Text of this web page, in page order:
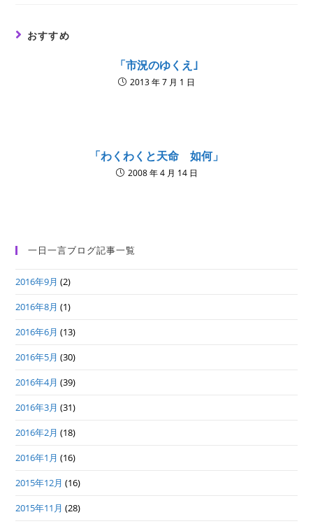
おすすめ
「市況のゆくえ｣
2013 年 7 月 1 日
「わくわくと天命 如何」
2008 年 4 月 14 日
一日一言ブログ記事一覧
2016年9月 (2)
2016年8月 (1)
2016年6月 (13)
2016年5月 (30)
2016年4月 (39)
2016年3月 (31)
2016年2月 (18)
2016年1月 (16)
2015年12月 (16)
2015年11月 (28)